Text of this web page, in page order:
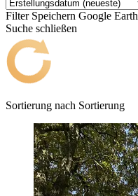
Filter Speichern Google Earth
Suche schließen
Sortierung nach Sortierung